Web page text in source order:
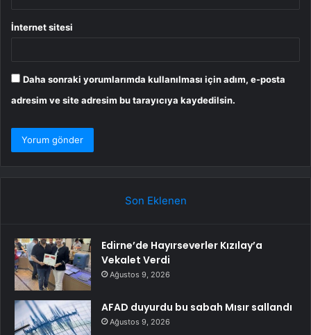
İnternet sitesi
Daha sonraki yorumlarımda kullanılması için adım, e-posta
adresim ve site adresim bu tarayıcıya kaydedilsin.
Son Eklenen
Edirne’de Hayırseverler Kızılay’a
Vekalet Verdi
Ağustos 9, 2026
AFAD duyurdu bu sabah Mısır sallandı
Ağustos 9, 2026